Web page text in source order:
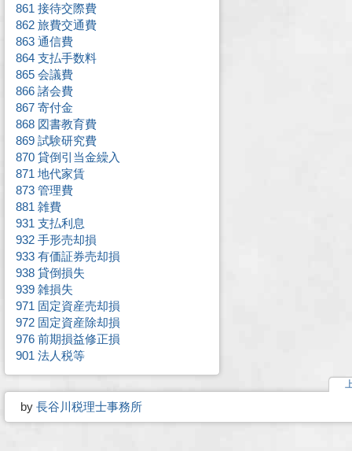
861 接待交際費
862 旅費交通費
863 通信費
864 支払手数料
865 会議費
866 諸会費
867 寄付金
868 図書教育費
869 試験研究費
870 貸倒引当金繰入
871 地代家賃
873 管理費
881 雑費
931 支払利息
932 手形売却損
933 有価証券売却損
938 貸倒損失
939 雑損失
971 固定資産売却損
972 固定資産除却損
976 前期損益修正損
901 法人税等
by 長谷川税理士事務所